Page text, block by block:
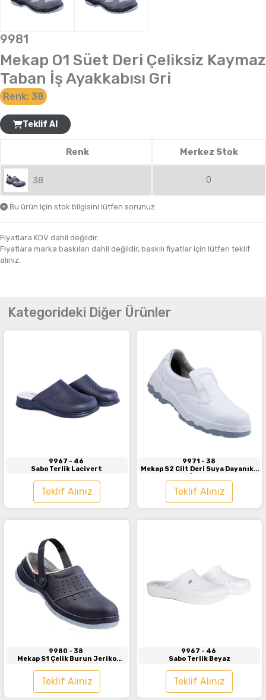
9981
Mekap O1 Süet Deri Çeliksiz Kaymaz
Taban İş Ayakkabısı Gri
Renk: 38
Teklif Al
Renk Merkez Stok
38 0
Bu ürün için stok bilgisini lütfen sorunuz.
Fiyatlara KDV dahil değildir.
Fiyatlara marka baskıları dahil değildir, baskılı fiyatlar için lütfen teklif
alınız.
Kategorideki Diğer Ürünler
İncele
9967 - 46
Sabo Terlik Lacivert
Teklif Alınız
İncele
9971 - 38
Mekap S2 Cilt Deri Suya Dayanıklı
Teklif Alınız
İncele
9980 - 38
Mekap S1 Çelik Burun Jeriko
Taban Sandalet Siyah
Teklif Alınız
İncele
9967 - 46
Sabo Terlik Beyaz
Teklif Alınız